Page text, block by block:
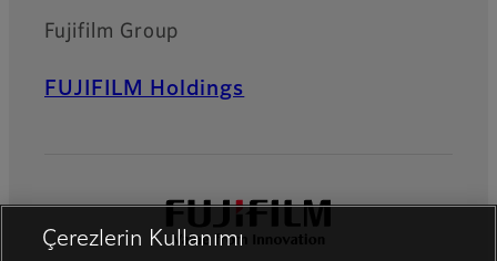
Fujifilm Group
FUJIFILM Holdings
Çerezlerin Kullanımı